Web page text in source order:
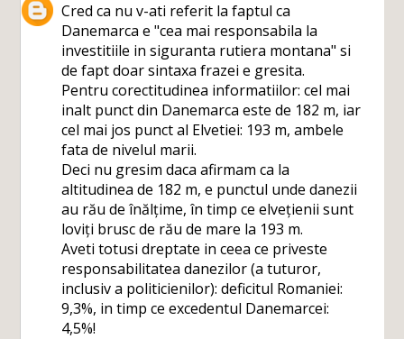
Cred ca nu v-ati referit la faptul ca
Danemarca e "cea mai responsabila la
investitiile in siguranta rutiera montana" si
de fapt doar sintaxa frazei e gresita.
Pentru corectitudinea informatiilor: cel mai
inalt punct din Danemarca este de 182 m, iar
cel mai jos punct al Elvetiei: 193 m, ambele
fata de nivelul marii.
Deci nu gresim daca afirmam ca la
altitudinea de 182 m, e punctul unde danezii
au rău de înălțime, în timp ce elvețienii sunt
loviți brusc de rău de mare la 193 m.
Aveti totusi dreptate in ceea ce priveste
responsabilitatea danezilor (a tuturor,
inclusiv a politicienilor): deficitul Romaniei:
9,3%, in timp ce excedentul Danemarcei:
4,5%!